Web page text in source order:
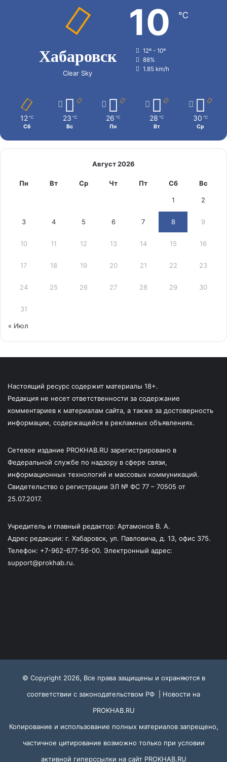
Хабаровск
Clear Sky
10 ℃
12º - 10º
88%
1.85 km/h
12 ℃
Сб
23 ℃
Вс
26 ℃
Пн
28 ℃
Вт
30 ℃
Ср
Август 2026
Пн Вт Ср Чт Пт Сб Вс
1 2
3 4 5 6 7 8 9
10 11 12 13 14 15 16
17 18 19 20 21 22 23
24 25 26 27 28 29 30
31
« Июл
Настоящий ресурс содержит материалы 18+.
Редакция не несет ответственности за содержание
комментариев к материалам сайта, а также за достоверность
информации, содержащейся в рекламных объявлениях.
Сетевое издание PROKHAB.RU зарегистрировано в
Федеральной службе по надзору в сфере связи,
информационных технологий и массовых коммуникаций.
Свидетельство о регистрации ЭЛ № ФС 77 – 70505 от
25.07.2017.
Учредитель и главный редактор: Артамонов В. А.
Адрес редакции: г. Хабаровск, ул. Павловича, д. 13, офис 375.
Телефон: +7-962-677-56-00. Электронный адрес:
support@prokhab.ru.
© Copyright 2026, Все права защищены и охраняются в
соответствии с законодательством РФ | Новости на
PROKHAB.RU
Копирование и использование полных материалов запрещено,
частичное цитирование возможно только при условии
активной гиперссылки на сайт PROKHAB.RU